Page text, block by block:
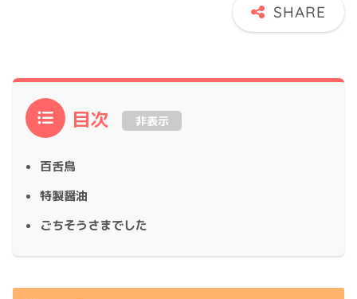
目次 非表示
百舌鳥
特製醤油
ごちそうさまでした